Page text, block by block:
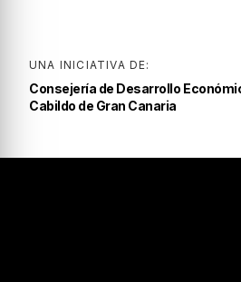
UNA INICIATIVA DE:
Consejería de Desarrollo
Cabildo de Gran Canaria